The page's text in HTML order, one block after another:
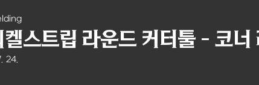
스트립 라운드 커터툴 - 코
24.